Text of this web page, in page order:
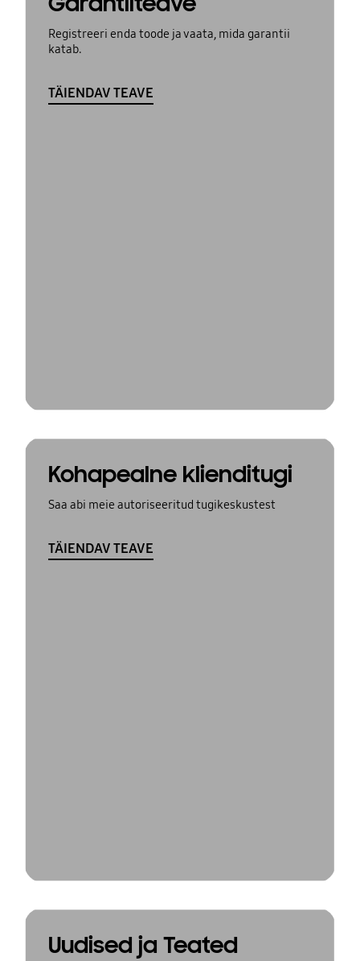
Registreeri enda toode ja vaata, mida garantii
katab.
TÄIENDAV TEAVE
Kohapealne klienditugi
Saa abi meie autoriseeritud tugikeskustest
TÄIENDAV TEAVE
Uudised ja Teated